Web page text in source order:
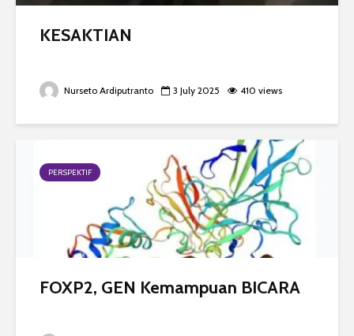
KESAKTIAN
Nurseto Ardiputranto 3 July 2025 410 views
PERSPEKTIF
FOXP2, GEN Kemampuan BICARA